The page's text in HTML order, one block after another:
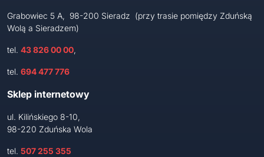
Grabowiec 5 A, 98-200 Sieradz (przy trasie pomiędzy Zduńską
Wolą a Sieradzem)
tel. 43 826 00 00,
tel. 694 477 776
Sklep internetowy
ul. Kilińskiego 8-10,
98-220 Zduńska Wola
tel. 507 255 355